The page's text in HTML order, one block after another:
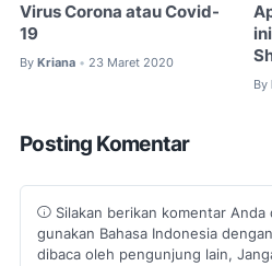
Virus Corona atau Covid-
19
By Kriana • 23 Maret 2020
By
Posting Komentar
Silakan berikan komentar Anda
gunakan Bahasa Indonesia
dibaca oleh pengunjung lain,